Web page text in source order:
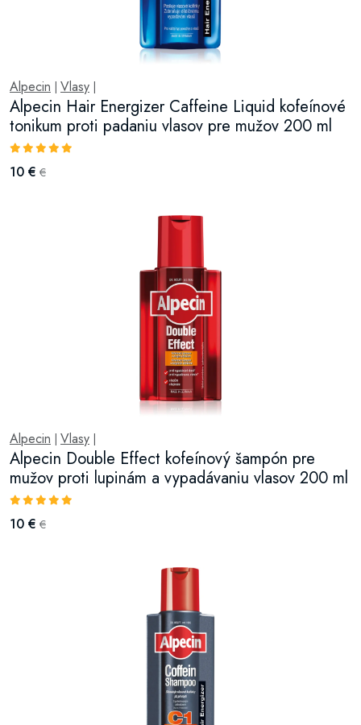
Alpecin Vlasy
Alpecin Hair Energizer Caffeine Liquid kofeínové
tonikum proti padaniu vlasov pre mužov 200 ml
10 € €
Alpecin Vlasy
Alpecin Double Effect kofeínový šampón pre
mužov proti lupinám a vypadávaniu vlasov 200 ml
10 € €